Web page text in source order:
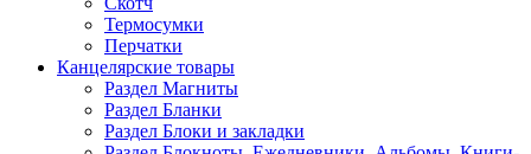
Термосумки
Перчатки
Канцелярские товары
Раздел Магниты
Раздел Бланки
Раздел Блоки и закладки